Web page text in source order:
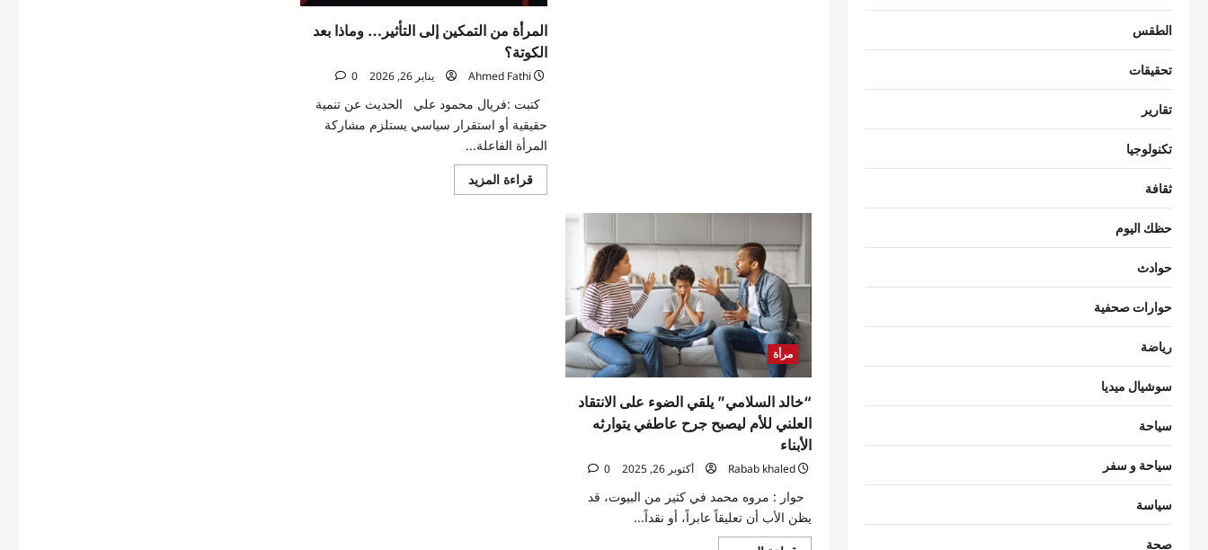
المرأة من التمكين إلى التأثير… وماذا بعد
الكوتة؟
Ahmed Fathi يناير 26, 2026 0
كتبت :فريال محمود علي الحديث عن تنمية
حقيقية أو استقرار سياسي يستلزم مشاركة
المرأة الفاعلة...
قراءة المزيداقرأ
المزيد
مرأة
“خالد السلامي” يلقي الضوء على الانتقاد
العلني للأم ليصبح جرح عاطفي يتوارثه
الأبناء
Rabab khaled أكتوبر 26, 2025 0
حوار : مروه محمد في كثير من البيوت، قد
يظن الأب أن تعليقاً عابراً، أو نقداً...
الطقس
تحقيقات
تقارير
تكنولوجيا
ثقافة
حظك اليوم
حوادث
حوارات صحفية
رياضة
سوشيال ميديا
سياحة
سياحة و سفر
سياسة
صحة